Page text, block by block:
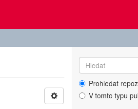
Prohledat
V tomto typu